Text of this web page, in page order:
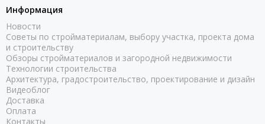
Информация
Новости
Советы по стройматериалам, выбору участка, проекта дома
и строительству
Обзоры стройматериалов и загородной недвижимости
Технологии строительства
Архитектура, градостроительство, проектирование и дизайн
Видеоблог
Доставка
Оплата
Контакты